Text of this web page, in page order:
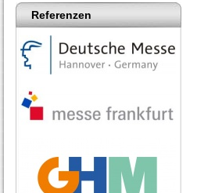
Referenzen